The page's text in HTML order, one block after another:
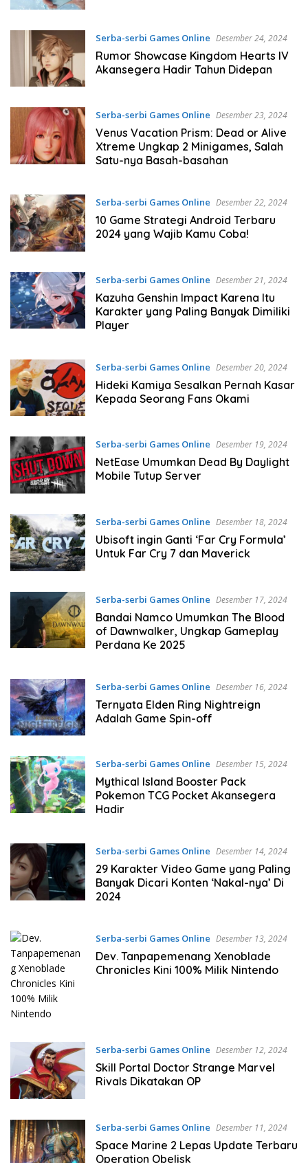
Serba-serbi Games Online Desember 24, 2024
Rumor Showcase Kingdom Hearts IV
Akansegera Hadir Tahun Didepan
Serba-serbi Games Online Desember 23, 2024
Venus Vacation Prism: Dead or Alive
Xtreme Ungkap 2 Minigames, Salah
Satu-nya Basah-basahan
Serba-serbi Games Online Desember 22, 2024
10 Game Strategi Android Terbaru
2024 yang Wajib Kamu Coba!
Serba-serbi Games Online Desember 21, 2024
Kazuha Genshin Impact Karena Itu
Karakter yang Paling Banyak Dimiliki
Player
Serba-serbi Games Online Desember 20, 2024
Hideki Kamiya Sesalkan Pernah Kasar
Kepada Seorang Fans Okami
Serba-serbi Games Online Desember 19, 2024
NetEase Umumkan Dead By Daylight
Mobile Tutup Server
Serba-serbi Games Online Desember 18, 2024
Ubisoft ingin Ganti ‘Far Cry Formula’
Untuk Far Cry 7 dan Maverick
Serba-serbi Games Online Desember 17, 2024
Bandai Namco Umumkan The Blood
of Dawnwalker, Ungkap Gameplay
Perdana Ke 2025
Serba-serbi Games Online Desember 16, 2024
Ternyata Elden Ring Nightreign
Adalah Game Spin-off
Serba-serbi Games Online Desember 15, 2024
Mythical Island Booster Pack
Pokemon TCG Pocket Akansegera
Hadir
Serba-serbi Games Online Desember 14, 2024
29 Karakter Video Game yang Paling
Banyak Dicari Konten ‘Nakal-nya’ Di
2024
Serba-serbi Games Online Desember 13, 2024
Dev. Tanpapemenang Xenoblade
Chronicles Kini 100% Milik Nintendo
Serba-serbi Games Online Desember 12, 2024
Skill Portal Doctor Strange Marvel
Rivals Dikatakan OP
Serba-serbi Games Online Desember 11, 2024
Space Marine 2 Lepas Update Terbaru
Operation Obelisk